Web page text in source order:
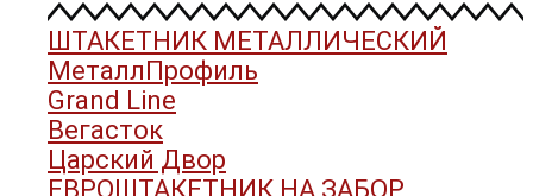
ШТАКЕТНИК МЕТАЛЛИЧЕСКИЙ
МеталлПрофиль
Grand Line
Вегасток
Царский Двор
ЕВРОШТАКЕТНИК НА ЗАБОР